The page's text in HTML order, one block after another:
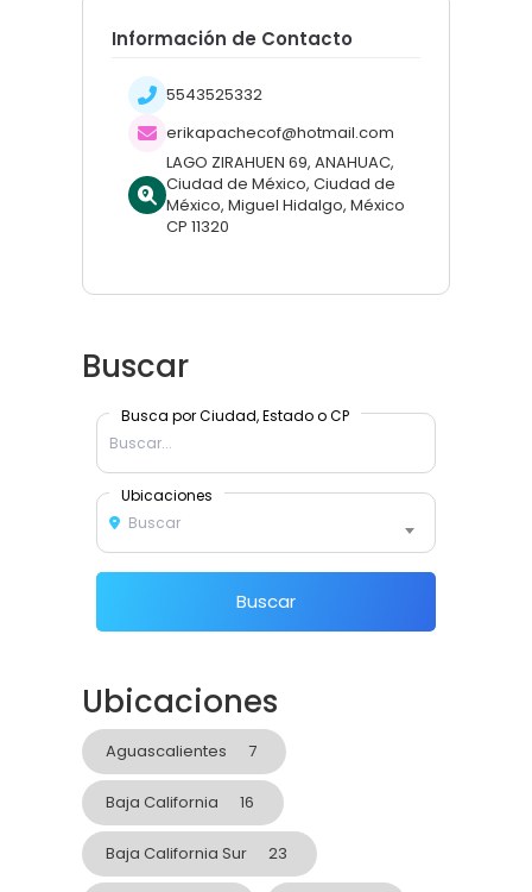
Información de Contacto
5543525332
erikapachecof@hotmail.com
LAGO ZIRAHUEN 69, ANAHUAC,
Ciudad de México, Ciudad de
México, Miguel Hidalgo, México
CP 11320
Buscar
Busca por Ciudad, Estado o CP
Ubicaciones
Buscar
Buscar
Ubicaciones
Aguascalientes 7
Baja California 16
Baja California Sur 23